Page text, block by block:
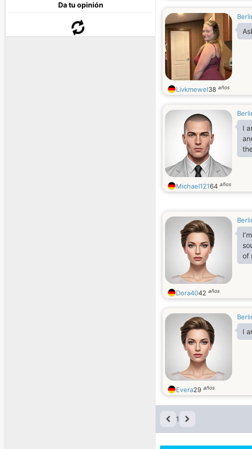
Da tu opinión
Livkmewel38 años
I
Michael12164 años
of
Dora4042 años
Evera29 años
1